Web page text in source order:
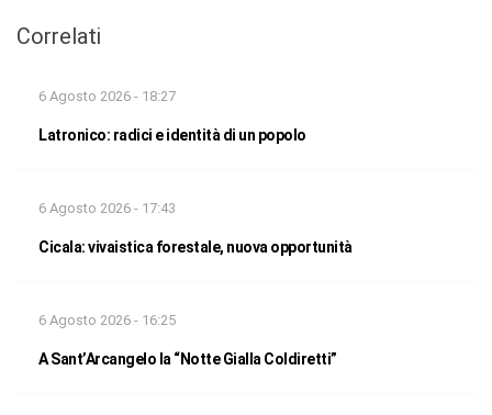
Correlati
6 Agosto 2026 - 18:27
Latronico: radici e identità di un popolo
6 Agosto 2026 - 17:43
Cicala: vivaistica forestale, nuova opportunità
6 Agosto 2026 - 16:25
A Sant’Arcangelo la “Notte Gialla Coldiretti”